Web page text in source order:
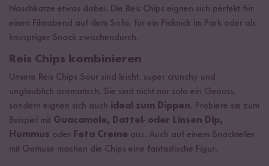
Naschkatze etwas dabei. Die Reis Chips eignen sich perfekt für
einen Filmabend auf dem Sofa, für ein Picknick im Park oder als
knuspriger Snack zwischendurch.
Reis Chips kombinieren
Unsere Reis Chips Sour sind leicht, super crunchy und
unglaublich aromatisch. Sie sind nicht nur solo ein Genuss,
sondern eignen sich auch ideal zum Dippen. Probiere sie zum
Beispiel mit Guacamole, Dattel- oder Linsen Dip,
Hummus oder Feta Creme aus. Auch auf einem Snackteller
mit Gemüse machen die Chips eine fantastische Figur.